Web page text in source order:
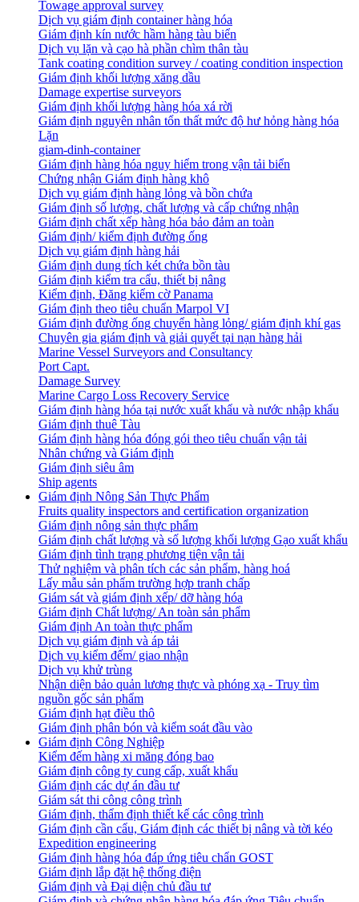
Towage approval survey
Dịch vụ giám định container hàng hóa
Giám định kín nước hầm hàng tàu biển
Dịch vụ lặn và cạo hà phần chìm thân tàu
Tank coating condition survey / coating condition inspection
Giám định khối lượng xăng dầu
Damage expertise surveyors
Giám định khối lượng hàng hóa xá rời
Giám định nguyên nhân tổn thất mức độ hư hỏng hàng hóa
Lặn
giam-dinh-container
Giám định hàng hóa nguy hiểm trong vận tải biển
Chứng nhận Giám định hàng khô
Dịch vụ giám định hàng lỏng và bồn chứa
Giám định số lượng, chất lượng và cấp chứng nhận
Giám định chất xếp hàng hóa bảo đảm an toàn
Giám định/ kiểm định đường ống
Dịch vụ giám định hàng hải
Giám định dung tích két chứa bồn tàu
Giám định kiểm tra cẩu, thiết bị nâng
Kiểm định, Đăng kiểm cờ Panama
Giám định theo tiêu chuẩn Marpol VI
Giám định đường ống chuyển hàng lỏng/ giám định khí gas
Chuyên gia giám định và giải quyết tại nạn hàng hải
Marine Vessel Surveyors and Consultancy
Port Capt.
Damage Survey
Marine Cargo Loss Recovery Service
Giám định hàng hóa tại nước xuất khẩu và nước nhập khẩu
Giám định thuê Tàu
Giám định hàng hóa đóng gói theo tiêu chuẩn vận tải
Nhân chứng và Giám định
Giám định siêu âm
Ship agents
Giám định Nông Sản Thực Phẩm
Fruits quality inspectors and certification organization
Giám định nông sản thực phẩm
Giám định chất lượng và số lượng khối lượng Gạo xuất khẩu
Giám định tình trạng phương tiện vận tải
Thử nghiệm và phân tích các sản phẩm, hàng hoá
Lấy mẫu sản phẩm trường hợp tranh chấp
Giám sát và giám định xếp/ dỡ hàng hóa
Giám định Chất lượng/ An toàn sản phẩm
Giám định An toàn thực phẩm
Dịch vụ giám định và áp tải
Dịch vụ kiểm đếm/ giao nhận
Dịch vụ khử trùng
Nhận diện bảo quản lương thực và phóng xạ - Truy tìm
nguồn gốc sản phẩm
Giám định hạt điều thô
Giám định phân bón và kiểm soát đầu vào
Giám định Công Nghiệp
Kiểm đếm hàng xi măng đóng bao
Giám định công ty cung cấp, xuất khẩu
Giám định các dự án đầu tư
Giám sát thi công công trình
Giám định, thẩm định thiết kế các công trình
Giám định cần cẩu, Giám định các thiết bị nâng và tời kéo
Expedition engineering
Giám định hàng hóa đáp ứng tiêu chẩn GOST
Giám định lắp đặt hệ thống điện
Giám định và Đại diện chủ đầu tư